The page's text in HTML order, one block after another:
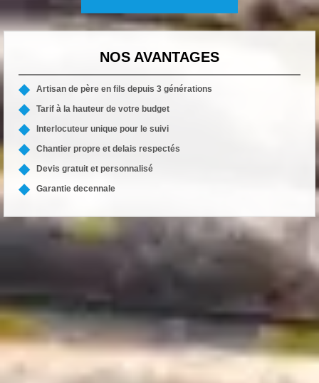
NOS AVANTAGES
Artisan de père en fils depuis 3 générations
Tarif à la hauteur de votre budget
Interlocuteur unique pour le suivi
Chantier propre et delais respectés
Devis gratuit et personnalisé
Garantie decennale